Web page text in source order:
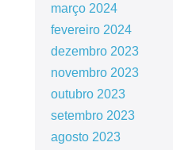
março 2024
fevereiro 2024
dezembro 2023
novembro 2023
outubro 2023
setembro 2023
agosto 2023